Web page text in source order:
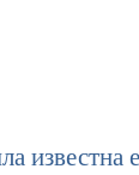
известна